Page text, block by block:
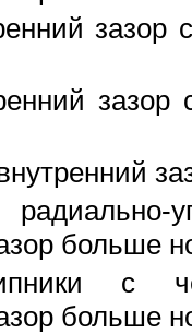
зазор
зазор
больше
с
больше